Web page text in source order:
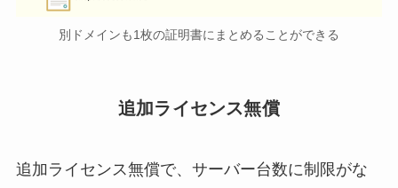
別ドメインも1枚の証明書にまとめることができる
追加ライセンス無償
追加ライセンス無償で、サーバー台数に制限がな